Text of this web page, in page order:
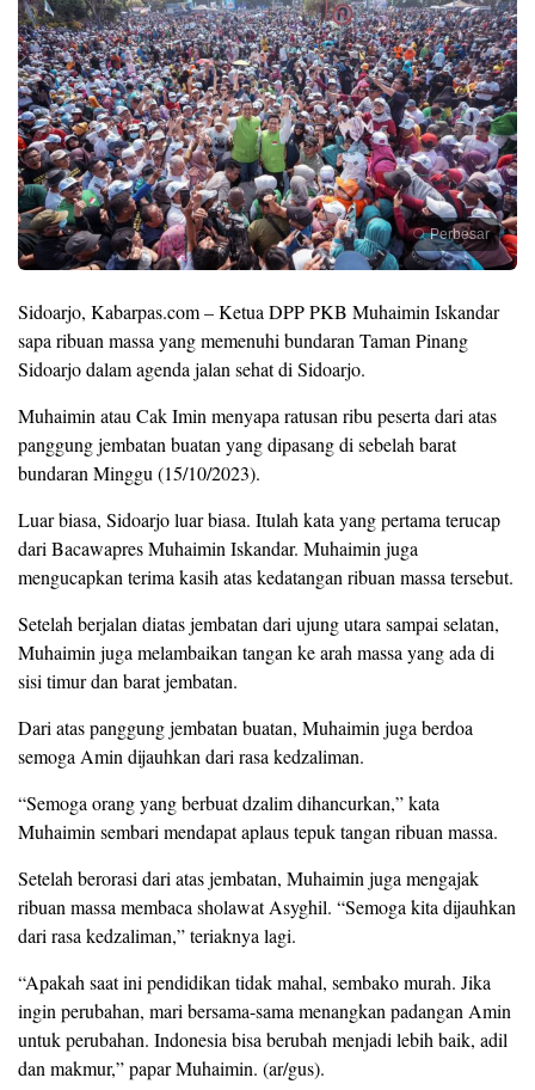
Perbesar
Sidoarjo, Kabarpas.com – Ketua DPP PKB Muhaimin Iskandar
sapa ribuan massa yang memenuhi bundaran Taman Pinang
Sidoarjo dalam agenda jalan sehat di Sidoarjo.
Muhaimin atau Cak Imin menyapa ratusan ribu peserta dari atas
panggung jembatan buatan yang dipasang di sebelah barat
bundaran Minggu (15/10/2023).
Luar biasa, Sidoarjo luar biasa. Itulah kata yang pertama terucap
dari Bacawapres Muhaimin Iskandar. Muhaimin juga
mengucapkan terima kasih atas kedatangan ribuan massa tersebut.
Setelah berjalan diatas jembatan dari ujung utara sampai selatan,
Muhaimin juga melambaikan tangan ke arah massa yang ada di
sisi timur dan barat jembatan.
Dari atas panggung jembatan buatan, Muhaimin juga berdoa
semoga Amin dijauhkan dari rasa kedzaliman.
“Semoga orang yang berbuat dzalim dihancurkan,” kata
Muhaimin sembari mendapat aplaus tepuk tangan ribuan massa.
Setelah berorasi dari atas jembatan, Muhaimin juga mengajak
ribuan massa membaca sholawat Asyghil. “Semoga kita dijauhkan
dari rasa kedzaliman,” teriaknya lagi.
“Apakah saat ini pendidikan tidak mahal, sembako murah. Jika
ingin perubahan, mari bersama-sama menangkan padangan Amin
untuk perubahan. Indonesia bisa berubah menjadi lebih baik, adil
dan makmur,” papar Muhaimin. (ar/gus).